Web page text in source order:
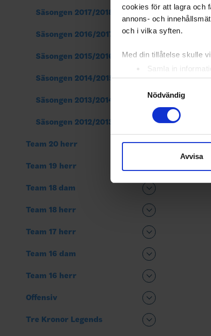
cookies för att lagra och
annons- och
och i vilka syften.
Med din tillåtelse skulle
Samla in
Identifiera din
Ta reda på mer om hur
eller dra tillbaka ditt
sociala medier och
till de sociala medier
Nödvändig
Avvisa
Säsongen 2017/2018
Säsongen 2016/2017
Säsongen 2015/2016
Säsongen 2014/2015
Säsongen 2013/2014
Säsongen 2012/2013
Team 20 herr
Team 19 herr
Team 18 dam
Team 18 herr
Team 17 herr
Team 16 dam
Team 16 herr
Offensiv
Tre Kronor Legends